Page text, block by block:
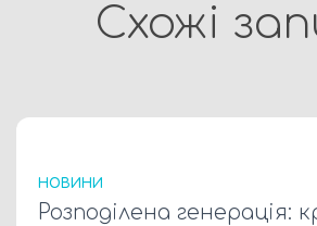
Схожі
НОВИНИ
Розподілена генерація: